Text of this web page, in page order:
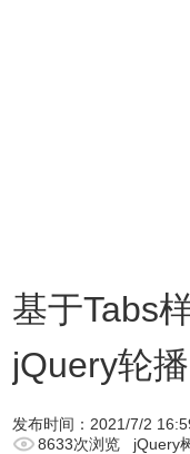
基于Tabs
jQuery轮
发布时间： 2021/7/2
8633次浏览
jQuery